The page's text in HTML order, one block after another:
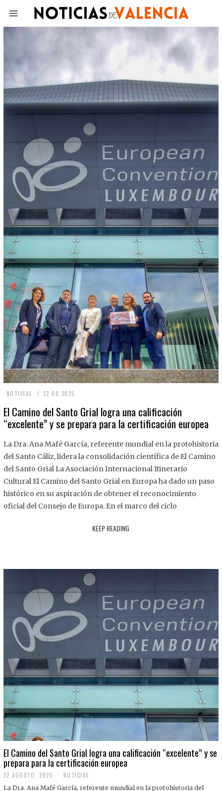
NOTICIAS 22.08.2025
.
8
2
2
El Camino del Santo Grial logra una calificación
“excelente” y se prepara para la certificación europea
La Dra. Ana Mafé García, referente mundial en la protohistoria
del Santo Cáliz, lidera la consolidación científica de El Camino
del Santo Grial La Asociación Internacional Itinerario
Cultural El Camino del Santo Grial en Europa ha dado un paso
histórico en su aspiración de obtener el reconocimiento
oficial del Consejo de Europa. En el marco del ciclo
KEEP READING
El Camino del Santo Grial logra una calificación “excelente” y se
prepara para la certificación europea
22 AGOSTO, 2025
2
NOTICIAS
La Dra. Ana Mafé García, referente mundial en la protohistoria del